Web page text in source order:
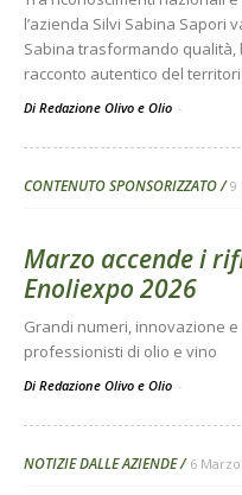
l’azienda Silvi Sabina Sapori
Sabina trasformando
racconto autentico del
Di Redazione Olivo e Olio -
CONTENUTO SPONSORIZZATO 9
Marzo accende i
Enoliexpo 2026
Grandi numeri, innovazione
professionisti di olio e vino
Di Redazione Olivo e Olio -
NOTIZIE DALLE AZIENDE 6